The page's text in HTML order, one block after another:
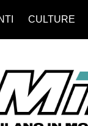
CULTURE